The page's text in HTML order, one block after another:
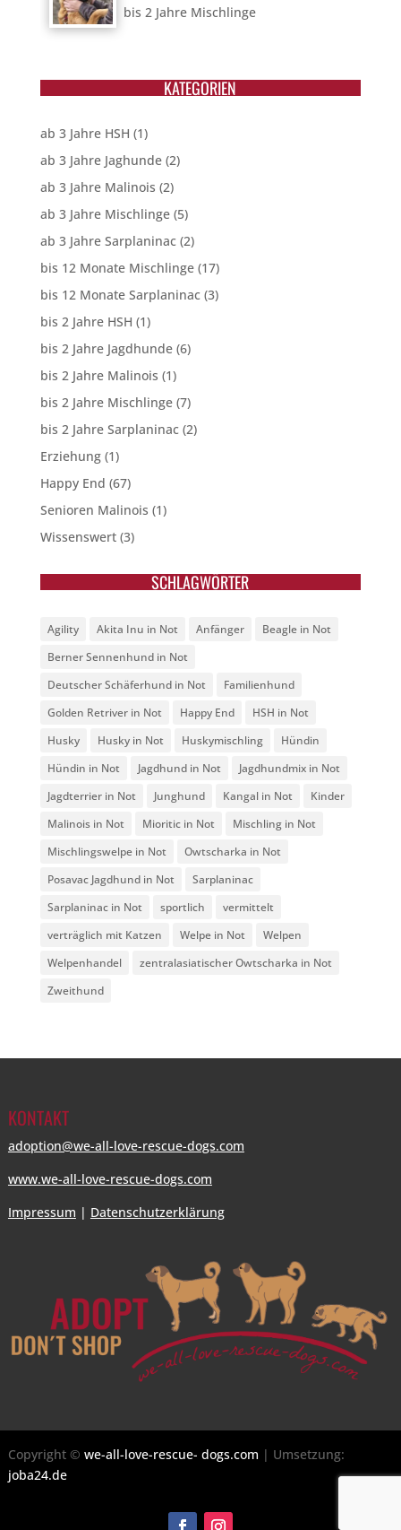
bis 2 Jahre Mischlinge
KATEGORIEN
ab 3 Jahre HSH (1)
ab 3 Jahre Jaghunde(2)
ab 3 Jahre Malinois (2)
ab 3 Jahre Mischlinge(5)
ab 3 Jahre Sarplaninac(2)
bis 12 Monate Mischlinge(17)
bis 12 Monate Sarplaninac(3)
bis 2 Jahre HSH (1)
bis 2 Jahre Jagdhunde(6)
bis 2 Jahre Malinois (1)
bis 2 Jahre Mischlinge(7)
bis 2 Jahre Sarplaninac(2)
Erziehung(1)
Happy End (67)
Senioren Malinois (1)
Wissenswert(3)
SCHLAGWÖRTER
Agility Akita Inu in Not Anfänger
Beagle in Not
Berner Sennenhund in Not
Deutscher Schäferhund in Not
Familienhund
Golden Retriver in Not
Happy End
HSH in Not
Husky
Husky in Not Huskymischling
Hündin
Hündin in Not
Jagdhund in Not
Jagdhundmix in Not
Jagdterrier in Not
Junghund Kangal in Not
Kinder
Malinois in Not
Mioritic in Not
Mischling in Not
Mischlingswelpe in Not
Owtscharka in Not
Posavac Jagdhund in Not
Sarplaninac
Sarplaninac in Not
sportlich
vermittelt
verträglich mit Katzen
Welpe in Not
Welpen
Welpenhandel
zentralasiatischer Owtscharka in Not
Zweithund
KONTAKT
adoption@we-all-love-rescue-dogs.com
www.we-all-love-rescue-dogs.com
Impressum | Datenschutzerklärung
Copyright © we-all-love-rescue- dogs.com | Umsetzung:
joba24.de